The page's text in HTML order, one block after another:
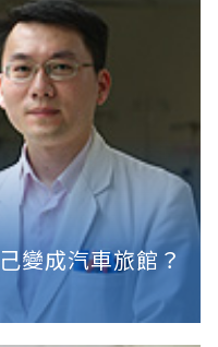
變成汽車旅館？